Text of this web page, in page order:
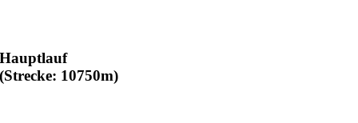
Hauptlauf
(Strecke: 10750m)